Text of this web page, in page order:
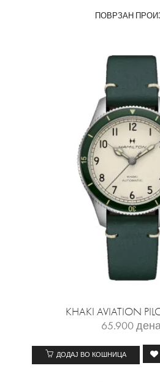
ПОВРЗАН
KHAKI AVIATION
65.900
ДОДАЈ ВО КОШНИЦА